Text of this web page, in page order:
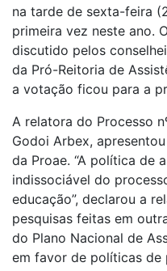
na tarde de sexta-feira
primeira vez neste ano.
discutido pelos
da Pró-Reitoria de
a votação ficou para a
A relatora do Processo
Godoi Arbex,
da Proae. “A política de
indissociável do
educação”, declarou a
pesquisas feitas em
do Plano Nacional de
em favor de políticas de